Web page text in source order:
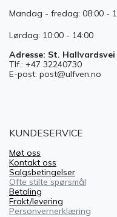
Mandag - fredag: 08:00 -
Lørdag: 10:00 - 14:00
Adresse: St. Hallvardsvei
Tlf.: +47 32240730
E-post: post@ulfven.no
KUNDESERVICE
Møt oss
Kontakt oss
Salgsbetingelser
Ofte stilte spørsmål
Betaling
Frakt/levering
Personvernerklæring